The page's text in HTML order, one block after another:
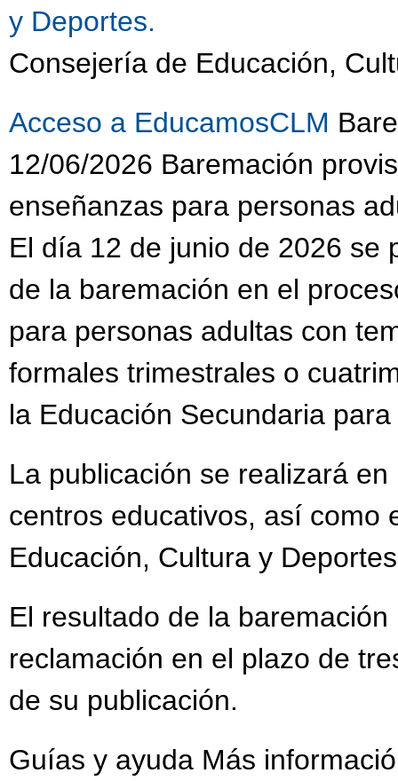
y Deportes.
Consejería de Educación,
Acceso a EducamosCLM
12/06/2026 Baremación
enseñanzas para personas
El día 12 de junio de 2026 se
de la baremación en el
para personas adultas con
formales trimestrales o
la Educación Secundaria
La publicación se realizará
centros educativos, así como
Educación, Cultura y
El resultado de la
reclamación en el plazo de
de su publicación.
Guías y ayuda Más